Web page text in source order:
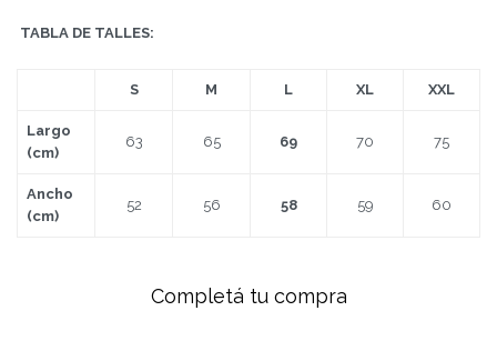
TABLA DE TALLES:
S M L XL XXL
Largo
(cm)
63 65 69 70 75
Ancho
(cm)
52 56 58 59 60
Completá tu compra